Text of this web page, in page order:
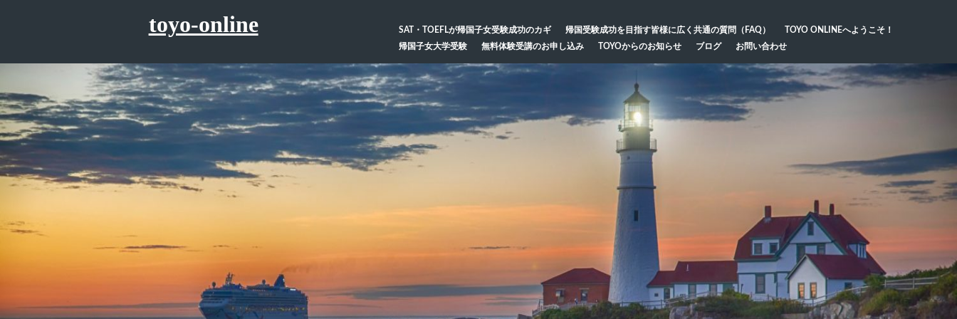
へ
ス
キ
ッ
プ
toyo-online SAT・TOEFLが帰国子女受験成功のカギ 帰国受験成功を目指す皆様に広く共通の質問（FAQ）
TOYO ONLINEへようこそ！
帰国子女大学受験
無料体験受講のお申し込み TOYOからのお知らせ ブログ お問い合わせ